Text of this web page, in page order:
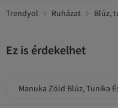
Trendyol Ruházat Blúz,
Ez is érdekelhet
Manuka Zöld Blúz, Tunika